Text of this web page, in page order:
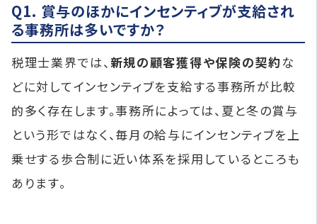
Q1. 賞与のほかにインセンティブが支給され
る事務所は多いですか？
税理士業界では、新規の顧客獲得や保険の契約 な
どに対してインセンティブを支給する事務所が比較
的多く存在します。事務所によっては、夏と冬の賞与
という形ではなく、毎月の給与にインセンティブを上
乗せする歩合制に近い体系を採用しているところも
あります。